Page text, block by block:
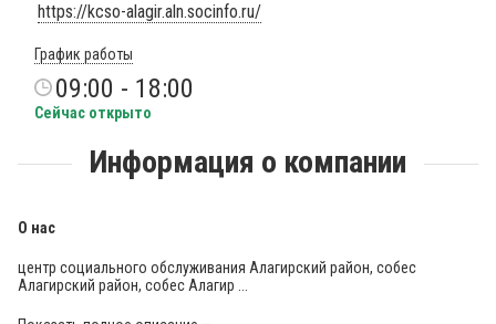
https://kcso-alagir.aln.socinfo.ru/
График работы
09:00 - 18:00
Сейчас открыто
Информация о компании
О нас
центр социального обслуживания Алагирский район, собес
Алагирский район, собес Алагир ...